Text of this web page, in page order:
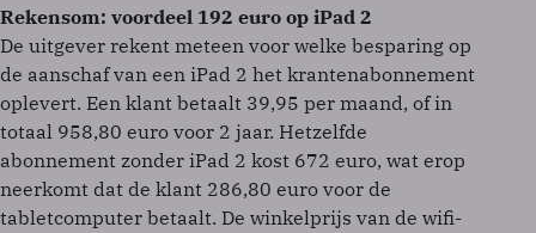
Rekensom: voordeel 192 euro op iPad 2
De uitgever rekent meteen voor welke besparing op
de aanschaf van een iPad 2 het krantenabonnement
oplevert. Een klant betaalt 39,95 per maand, of in
totaal 958,80 euro voor 2 jaar. Hetzelfde
abonnement zonder iPad 2 kost 672 euro, wat erop
neerkomt dat de klant 286,80 euro voor de
tabletcomputer betaalt. De winkelprijs van de wifi-